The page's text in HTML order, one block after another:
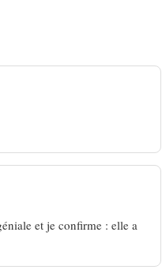
et je confirme : elle a